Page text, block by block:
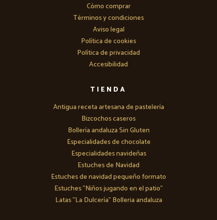
Cómo comprar
Términos y condiciones
Aviso legal
Política de cookies
Política de privacidad
Accesibilidad
TIENDA
Antigua receta artesana de pastelería
Bizcochos caseros
Bollería andaluza Sin Gluten
Especialidades de chocolate
Especialidades navideñas
Estuches de Navidad
Estuches de navidad pequeño formato
Estuches "Niños jugando en el patio"
Latas "La Dulcería" Bolleria andaluza